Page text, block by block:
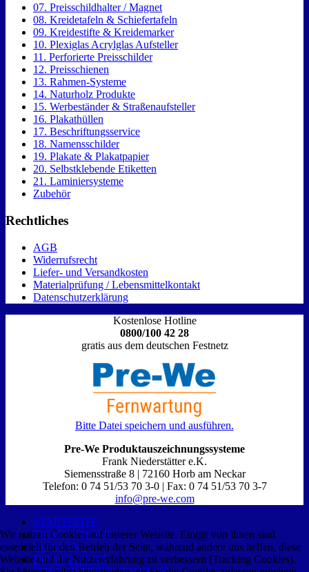
07. Preisschildhalter / Magnet
08. Kreidetafeln & Schiefertafeln
09. Kreidestifte & Kreidemarker
10. Plexiglas Acrylglas Aufsteller
11. Perforierte Preisschilder
12. Preisschienen
13. Rahmen-Systeme
14. Naturholz Produkte
15. Werbeständer & Straßenaufsteller
16. Plakathüllen
17. Beschriftungsservice
18. Namensschilder
19. Plakate & Plakatpapier
20. Selbstklebende Etiketten
21. Laminiersysteme
Zubehör
Rechtliches
AGB
Widerrufsrecht
Liefer- und Versandkosten
Materialprüfung / Lebensmittelkontakt
Datenschutzerklärung
Kostenlose Hotline
0800/100 42 28
gratis aus dem deutschen Festnetz
Bitte Datei speichern und ausführen.
Pre-We Produktauszeichnungssysteme
Frank Niederstätter e.K.
Siemensstraße 8 | 72160 Horb am Neckar
Telefon: 0 74 51/53 70 3-0 | Fax: 0 74 51/53 70 3-7
info@pre-we.com
STARTSEITE
FIRMENPROFIL
KONTAKT
DOWNLOADS
Wir nutzen Cookies auf unserer Website. Einige von ihnen sind
essenziell für den Betrieb der Seite, während andere uns helfen, diese
Website und die Nutzererfahrung zu verbessern (Tracking Cookies).